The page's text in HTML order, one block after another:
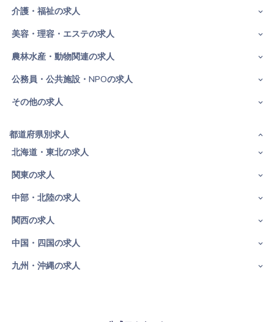
介護・福祉の求人
美容・理容・エステの求人
農林水産・動物関連の求人
公務員・公共施設・NPOの求人
その他の求人
都道府県別求人
北海道・東北の求人
関東の求人
中部・北陸の求人
関西の求人
中国・四国の求人
九州・沖縄の求人